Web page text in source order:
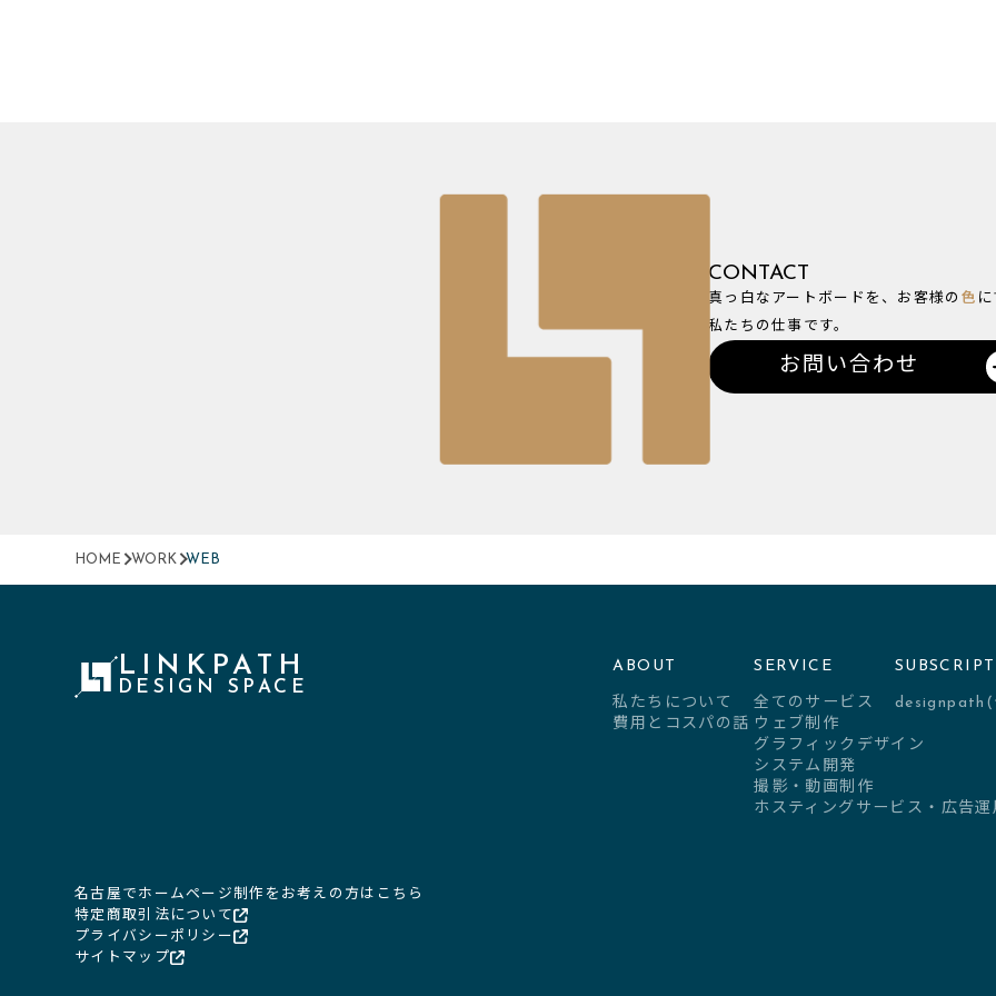
CONTACT
真っ白なアートボードを、お客様の 色
私たちの仕事です。
お問い合わせ
HOME WORK WEB
LINKPATH
DESIGN SPACE
ABOUT
私たちについて
費用とコスパの話
SERVICE
全てのサービス
ウェブ制作
グラフィックデザイン
システム開発
撮影・動画制作
ホスティングサービス・広告運
designpath(
名古屋でホームページ制作をお考えの方はこちら
特定商取引法について
プライバシーポリシー
サイトマップ